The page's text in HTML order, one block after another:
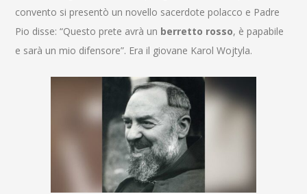
convento si presentò un novello sacerdote polacco e Padre
Pio disse: “Questo prete avrà un berretto rosso, è papabile
e sarà un mio difensore”. Era il giovane Karol Wojtyla.